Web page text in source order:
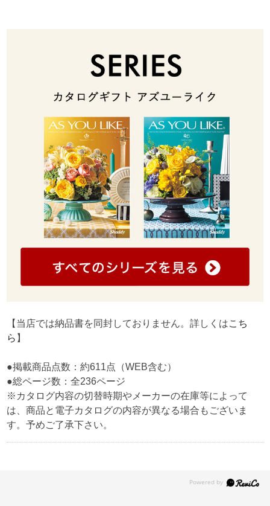
【当店では納品書を同封しておりません。詳しくはこち
ら 】
●掲載商品点数：約611点（WEB含む）
●総ページ数：全236ページ
※カタログ内容の切替時期やメーカーの在庫等によって
は、商品と電子カタログの内容が異なる場合もございま
す。予めご了承下さい。